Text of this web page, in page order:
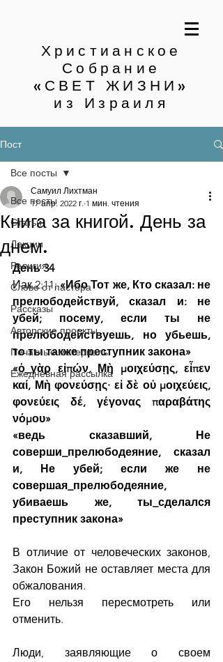
Христианское
Собрание
«СВЕТ ЖИЗНИ»
из Израиля
Пост
Все посты
Статьи
Лекции
Религия
Слово от пастора
Рассказы
Авторские проекты
Печатные материалы
Ежедневная рассылка
Все посты
Книга за книгой. День за
днем.
Самуил Лихтман
17 апр. 2022 г. 1 мин. чтения
День 34
Иак.2:11: «Ибо Тот же, Кто сказал: не
прелюбодействуй, сказал и: не
убей; посему, если ты не
прелюбодействуешь, но убьешь,
то ты также преступник закона»
«ὁ_γὰρ εἰπών, Μὴ μοιχεύσῃς, εἶπεν
καί, Μὴ φονεύσῃς· εἰ δὲ οὐ μοιχεύεις,
φονεύεις δέ, γέγονας παραβάτης
νόμου»
«ведь сказавший, Не
соверши_прелюбодеяние, сказал
и, Не убей; если же не
совершая_прелюбодеяние,
убиваешь же, ты_сделался
преступник закона»
В отличие от человеческих законов,
Закон Божий не оставляет места для
обжалования.
Его нельзя пересмотреть или
отменить.
Люди, заявляющие о своем